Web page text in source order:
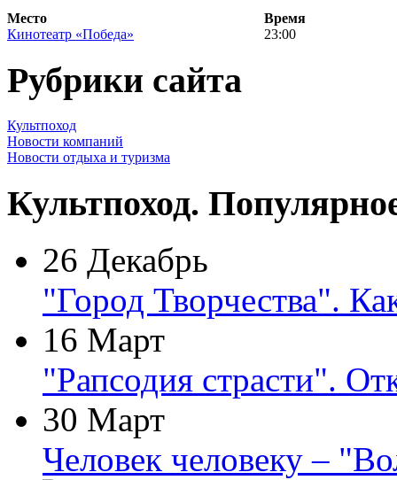
Место
Время
Кинотеатр «Победа»
23:00
Рубрики сайта
Культпоход
Новости компаний
Новости отдыха и туризма
Культпоход.
26 Декабрь
"Город Творчества".
16 Март
"Рапсодия страсти".
30 Март
Человек человеку –